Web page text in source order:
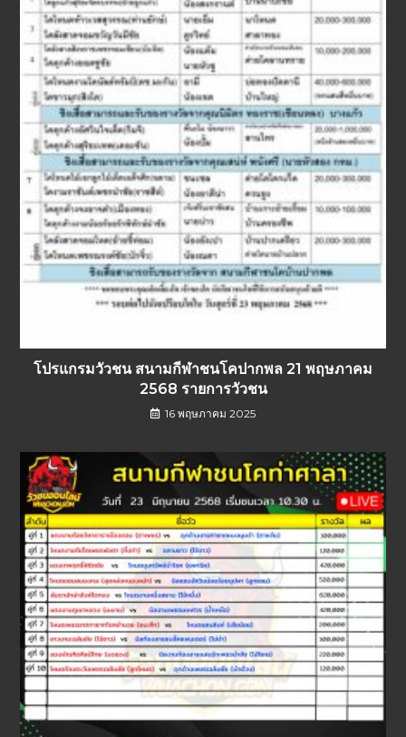
โปรแกรมวัวชน สนามกีฬาชนโคปากพล 21 พฤษภาคม
2568 รายการวัวชน
16 พฤษภาคม 2025